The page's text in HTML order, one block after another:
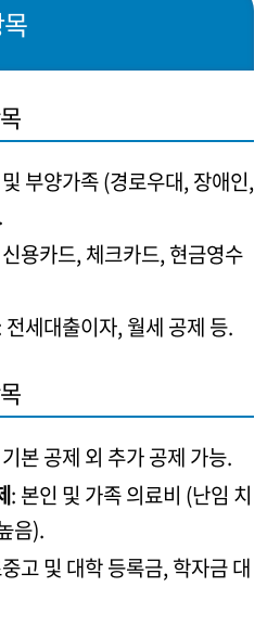
부양가족 (경로우대, 장애인,
용카드, 체크카드, 현금영수
전세대출이자, 월세 공제 등.
본 공제 외 추가 공제 가능.
: 본인 및 가족 의료비 (난임 치
음).
고 및 대학 등록금, 학자금 대